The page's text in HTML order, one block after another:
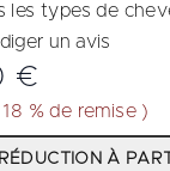
types de
un avis
:
€
18 % de remise )
À